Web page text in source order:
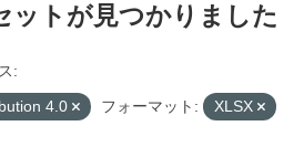
ットが見つかりました
:
4.0
フォーマット: XLSX